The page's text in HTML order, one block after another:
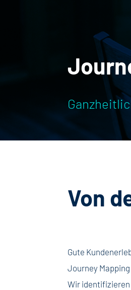
Von
Gute
Journey
Wir